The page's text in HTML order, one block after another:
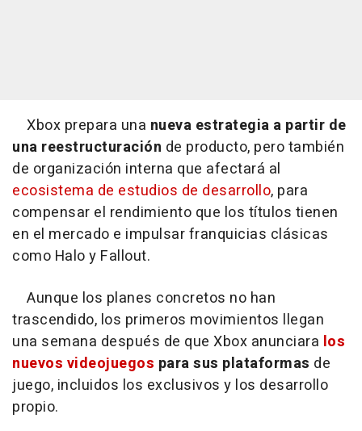
Xbox prepara una nueva estrategia a partir de
una reestructuración de producto, pero también
de organización interna que afectará al
ecosistema de estudios de desarrollo, para
compensar el rendimiento que los títulos tienen
en el mercado e impulsar franquicias clásicas
como Halo y Fallout.
Aunque los planes concretos no han
trascendido, los primeros movimientos llegan
una semana después de que Xbox anunciara los
nuevos videojuegos para sus plataformas de
juego, incluidos los exclusivos y los desarrollo
propio.